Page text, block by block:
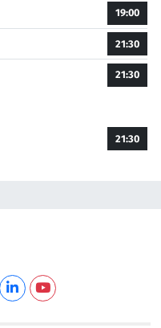
19:00
21:30
21:30
21:30